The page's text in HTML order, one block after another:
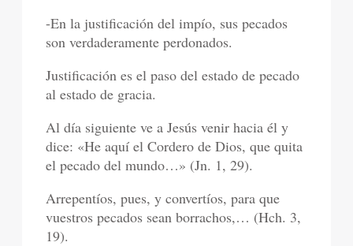
-En la justificación del impío, sus pecados
son verdaderamente perdonados.
Justificación es el paso del estado de pecado
al estado de gracia.
Al día siguiente ve a Jesús venir hacia él y
dice: «He aquí el Cordero de Dios, que quita
el pecado del mundo…» (Jn. 1, 29).
Arrepentíos, pues, y convertíos, para que
vuestros pecados sean borrachos,… (Hch. 3,
19).